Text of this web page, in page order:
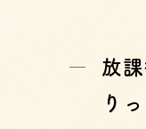
放
り